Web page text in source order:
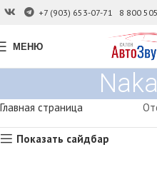
+7 (903) 653-07-71 8 800
МЕНЮ
Главная страница
Показать сайдбар